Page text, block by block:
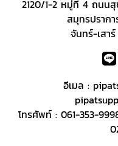
2120/1-2 หมู่ที่ 4 ถนนสุ
สมุทรปราก
จันทร์-เสา
อีเมล :
โทรศัพท์ : 061-353-